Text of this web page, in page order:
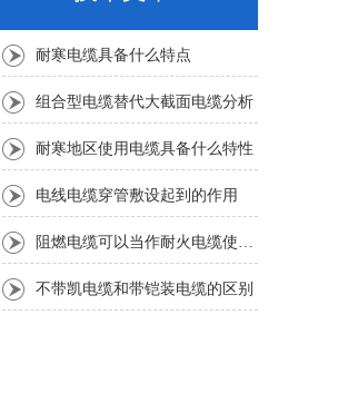
耐寒电缆具备什么特点
组合型电缆替代大截面电缆分析
耐寒地区使用电缆具备什么特性
电线电缆穿管敷设起到的作用
阻燃电缆可以当作耐火电缆使用吗
不带凯电缆和带铠装电缆的区别